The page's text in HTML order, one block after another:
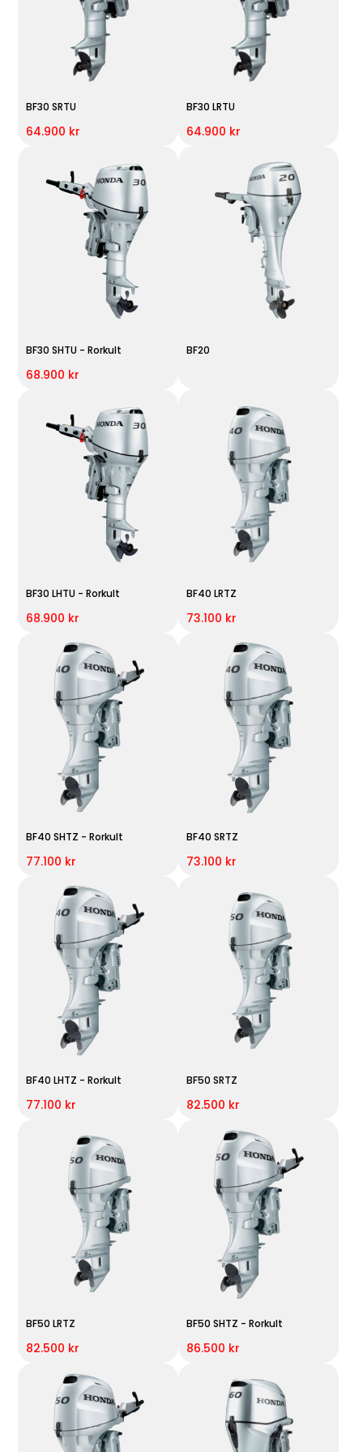
BF30 SRTU
64.900 kr
BF30 LRTU
64.900 kr
BF30 SHTU - Rorkult
68.900 kr
BF20
BF30 LHTU - Rorkult
68.900 kr
BF40 LRTZ
73.100 kr
BF40 SHTZ - Rorkult
77.100 kr
BF40 SRTZ
73.100 kr
BF40 LHTZ - Rorkult
77.100 kr
BF50 SRTZ
82.500 kr
BF50 LRTZ
82.500 kr
BF50 SHTZ - Rorkult
86.500 kr